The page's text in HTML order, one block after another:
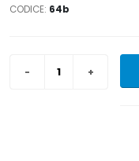
CODICE: 64b